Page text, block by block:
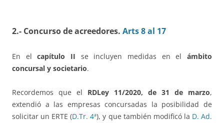
2.- Concurso de acreedores. Arts 8 al 17
En elcapítulo II se incluyen medidas en elámbito
concursal y societario.
Recordemos que el RDLey 11/2020, de 31 de marzo,
extendió a las empresas concursadas la posibilidad de
solicitar un ERTE (D.Tr. 4ª), y que también modificó la D. Ad.